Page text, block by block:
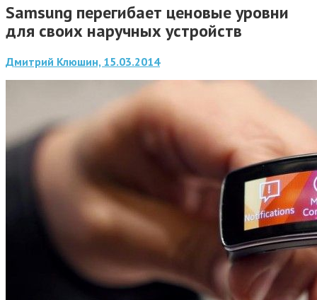
Samsung перегибает ценовые уровни
для своих наручных устройств
Дмитрий Клюшин, 15.03.2014